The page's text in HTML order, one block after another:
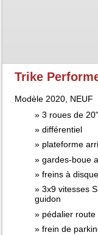
Trike
Modèle 2020, NEUF
3 roues de 20"
différentiel
plateforme
gardes-boue
freins à disque
3x9 vitesses
guidon
pédalier route
frein de